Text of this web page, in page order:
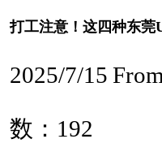
打工注意！这四种东莞
2025/7/15
数： 192